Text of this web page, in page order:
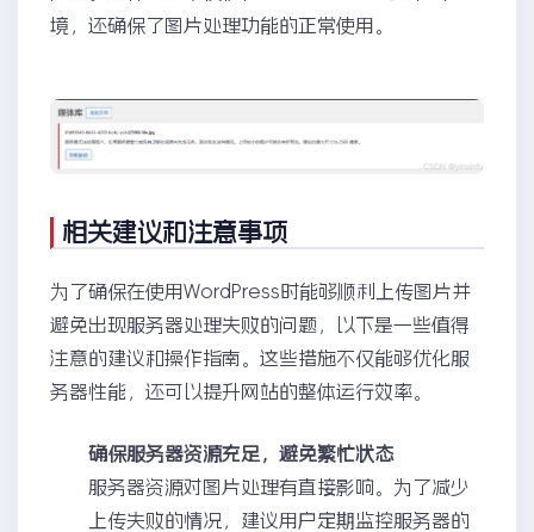
境，还确保了图片处理功能的正常使用。
相关建议和注意事项
为了确保在使用WordPress时能够顺利上传图片并
避免出现服务器处理失败的问题，以下是一些值得
注意的建议和操作指南。这些措施不仅能够优化服
务器性能，还可以提升网站的整体运行效率。
确保服务器资源充足，避免繁忙状态
服务器资源对图片处理有直接影响。为了减少
上传失败的情况，建议用户定期监控服务器的